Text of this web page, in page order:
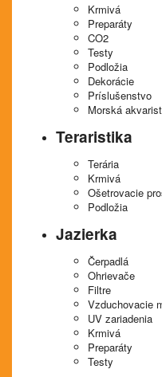
Krmivá
Preparáty
CO2
Testy
Podložia
Dekorácie
Príslušenstvo
Morská
Teraristika
Terária
Krmivá
Ošetrovacie
Podložia
Jazierka
Čerpadlá
Ohrievače
Filtre
Vzduchovacie
UV zariadenia
Krmivá
Preparáty
Testy